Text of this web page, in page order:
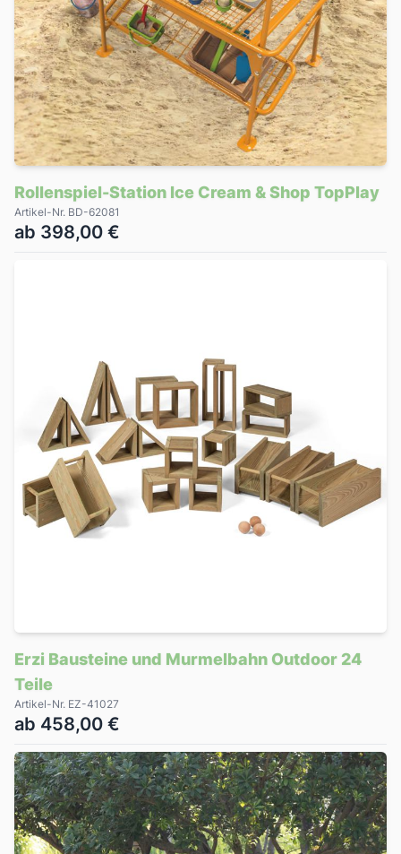
Rollenspiel-Station Ice Cream & Shop TopPlay
Artikel-Nr. BD-62081
ab 398,00 €
Erzi Bausteine und Murmelbahn Outdoor 24
Teile
Artikel-Nr. EZ-41027
ab 458,00 €